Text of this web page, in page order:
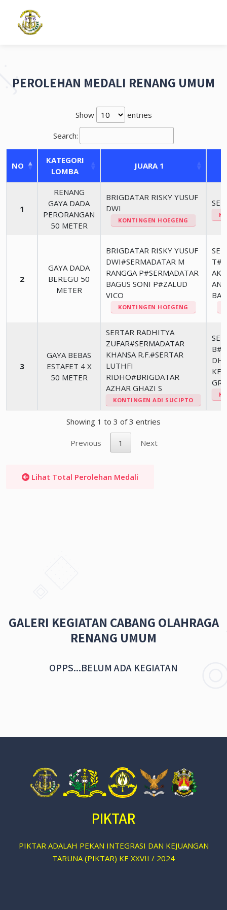
PEROLEHAN MEDALI RENANG UMUM
Show entries
Search:
NO
KATEGORI
LOMBA
JUARA 1
1
RENANG
GAYA DADA
PERORANGAN
50 METER
BRIGDATAR RISKY YUSUF
DWI
KONTINGEN HOEGENG
2
GAYA DADA
BEREGU 50
METER
BRIGDATAR RISKY YUSUF
DWI#SERMADATAR M
RANGGA P#SERMADATAR
BAGUS SONI P#ZALUD
VICO
KONTINGEN HOEGENG
3
GAYA BEBAS
ESTAFET 4 X
50 METER
SERTAR RADHITYA
ZUFAR#SERMADATAR
KHANSA R.F.#SERTAR
LUTHFI
RIDHO#BRIGDATAR
AZHAR GHAZI S
KONTINGEN ADI SUCIPTO
Showing 1 to 3 of 3 entries
Previous 1 Next
Lihat Total Perolehan Medali
GALERI KEGIATAN CABANG OLAHRAGA
RENANG UMUM
OPPS...BELUM ADA KEGIATAN
PIKTAR
PIKTAR ADALAH PEKAN INTEGRASI DAN KEJUANGAN
TARUNA (PIKTAR) KE XXVII / 2024